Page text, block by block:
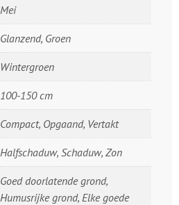
Mei
Glanzend, Groen
Wintergroen
100-150 cm
Compact, Opgaand, Vertakt
Halfschaduw, Schaduw, Zon
Goed doorlatende grond,
Humusrijke grond, Elke goede